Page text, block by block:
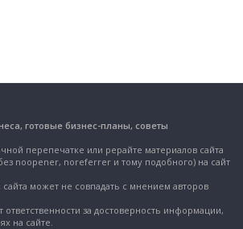
готовые бизнес-планы, советы
перепечатке или рерайте материалов сайта
noopener, noreferrer и тому подобного) на сайт
может не совпадать с мнением авторов
ответственности за достоверность информации,
на сайте.